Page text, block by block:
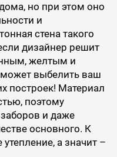
но при этом оно
и
стена такого
дизайнер решит
желтым и
выбелить ваш
построек! Материал
поэтому
и даже
основного. К
а значит –